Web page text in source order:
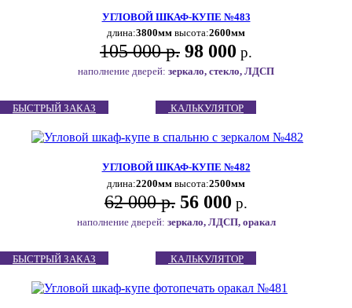
УГЛОВОЙ ШКАФ-КУПЕ №483
длина:3800мм высота:2600мм
105 000 р. 98 000 р.
наполнение дверей: зеркало, стекло, ЛДСП
БЫСТРЫЙ ЗАКАЗ КАЛЬКУЛЯТОР
УГЛОВОЙ ШКАФ-КУПЕ №482
длина:2200мм высота:2500мм
62 000 р. 56 000 р.
наполнение дверей: зеркало, ЛДСП, оракал
БЫСТРЫЙ ЗАКАЗ КАЛЬКУЛЯТОР